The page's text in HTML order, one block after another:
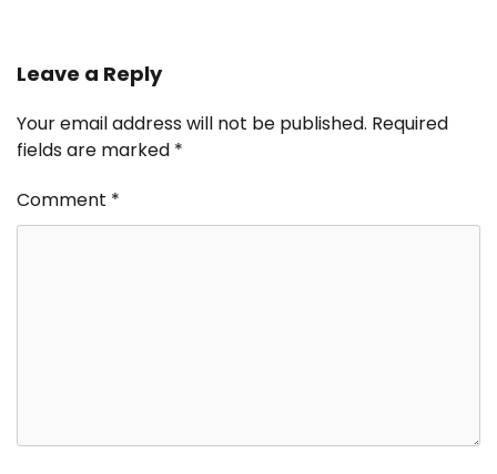
Leave a Reply
Your email address will not be published. Required
fields are marked *
Comment *